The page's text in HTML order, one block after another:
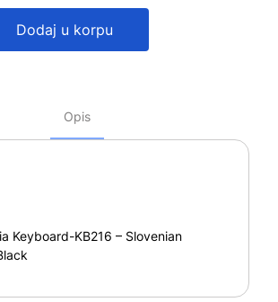
Dodaj u korpu
Opis
Keyboard-KB216 – Slovenian